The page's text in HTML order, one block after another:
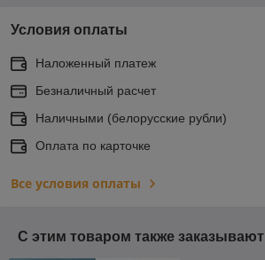
Условия оплаты
Наложенный платеж
Безналичный расчет
Наличными (белорусские рубли)
Оплата по карточке
Все условия оплаты
С этим товаром также заказывают